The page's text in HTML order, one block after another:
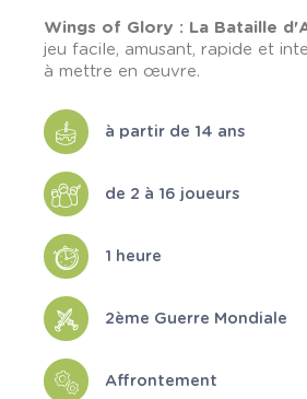
Wings of Glory : La Bataille
jeu facile, amusant, rapide et
à mettre en œuvre.
à partir de 14 ans
de 2 à 16 joueurs
1 heure
2ème Guerre Mondiale
Affrontement